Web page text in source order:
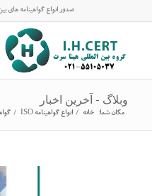
صدور انواع گواهینامه های
وبلاگ - آخرین اخبار
مکان شما: خانه / انواع گواهینامه ISO /